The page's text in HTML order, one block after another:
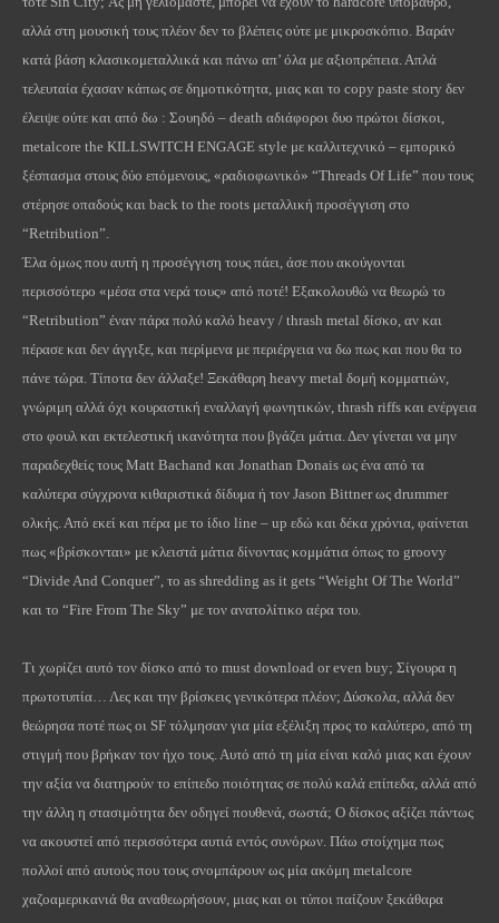
αλλά στη μουσική τους πλέον δεν το βλέπεις ούτε με μικροσκόπιο. Βαράν
κατά βάση κλασικομεταλλικά και πάνω απ’ όλα με αξιοπρέπεια. Απλά
τελευταία έχασαν κάπως σε δημοτικότητα, μιας και το copy paste story δεν
έλειψε ούτε και από δω : Σουηδό – death αδιάφοροι δυο πρώτοι δίσκοι,
metalcore the KILLSWITCH ENGAGE style με καλλιτεχνικό – εμπορικό
ξέσπασμα στους δύο επόμενους, «ραδιοφωνικό» “Threads Of Life” που τους
στέρησε οπαδούς και back to the roots μεταλλική προσέγγιση στο
“Retribution”.
Έλα όμως που αυτή η προσέγγιση τους πάει, άσε που ακούγονται
περισσότερο «μέσα στα νερά τους» από ποτέ! Εξακολουθώ να θεωρώ το
“Retribution” έναν πάρα πολύ καλό heavy / thrash metal δίσκο, αν και
πέρασε και δεν άγγιξε, και περίμενα με περιέργεια να δω πως και που θα το
πάνε τώρα. Τίποτα δεν άλλαξε! Ξεκάθαρη heavy metal δομή κομματιών,
γνώριμη αλλά όχι κουραστική εναλλαγή φωνητικών, thrash riffs και ενέργεια
στο φουλ και εκτελεστική ικανότητα που βγάζει μάτια. Δεν γίνεται να μην
παραδεχθείς τους Matt Bachand και Jonathan Donais ως ένα από τα
καλύτερα σύγχρονα κιθαριστικά δίδυμα ή τον Jason Bittner ως drummer
ολκής. Από εκεί και πέρα με το ίδιο line – up εδώ και δέκα χρόνια, φαίνεται
πως «βρίσκονται» με κλειστά μάτια δίνοντας κομμάτια όπως το groovy
“Divide And Conquer”, το as shredding as it gets “Weight Of The World”
και το “Fire From The Sky” με τον ανατολίτικο αέρα του.
Τι χωρίζει αυτό τον δίσκο από το must download or even buy; Σίγουρα η
πρωτοτυπία… Λες και την βρίσκεις γενικότερα πλέον; Δύσκολα, αλλά δεν
θεώρησα ποτέ πως οι SF τόλμησαν για μία εξέλιξη προς το καλύτερο, από τη
στιγμή που βρήκαν τον ήχο τους. Αυτό από τη μία είναι καλό μιας και έχουν
την αξία να διατηρούν το επίπεδο ποιότητας σε πολύ καλά επίπεδα, αλλά από
την άλλη η στασιμότητα δεν οδηγεί πουθενά, σωστά; Ο δίσκος αξίζει πάντως
να ακουστεί από περισσότερα αυτιά εντός συνόρων. Πάω στοίχημα πως
πολλοί από αυτούς που τους σνομπάρουν ως μία ακόμη metalcore
χαζοαμερικανιά θα αναθεωρήσουν, μιας και οι τύποι παίζουν ξεκάθαρα